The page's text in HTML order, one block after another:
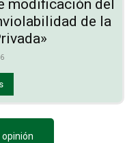
modificación del
de la